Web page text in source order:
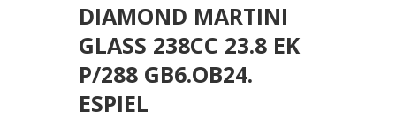
DIAMOND MARTINI
GLASS 238CC 23.8 EK
P/288 GB6.OB24.
ESPIEL